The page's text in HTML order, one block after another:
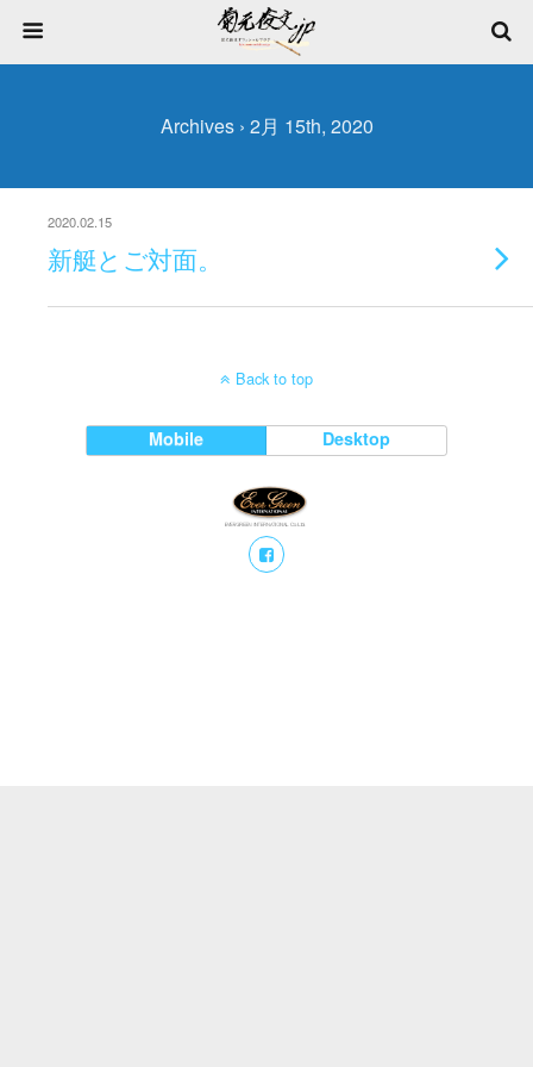
Archives › 2月 15th, 2020
2020.02.15
新艇とご対面。
Back to top
Mobile Desktop